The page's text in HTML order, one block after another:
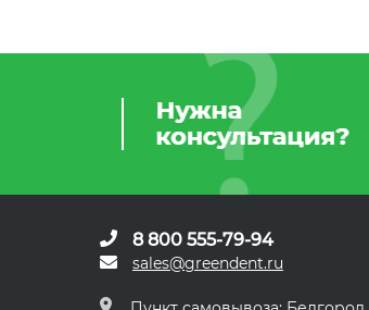
8 800 555-79-94
sales@greendent.ru